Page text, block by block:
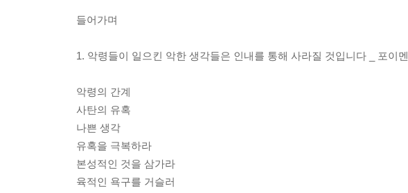
들어가며
1. 악령들이 일으킨 악한 생각들은 인내를 통해 사라질 것입니다 _ 포이멘
악령의 간계
사탄의 유혹
나쁜 생각
유혹을 극복하라
본성적인 것을 삼가라
육적인 욕구를 거슬러